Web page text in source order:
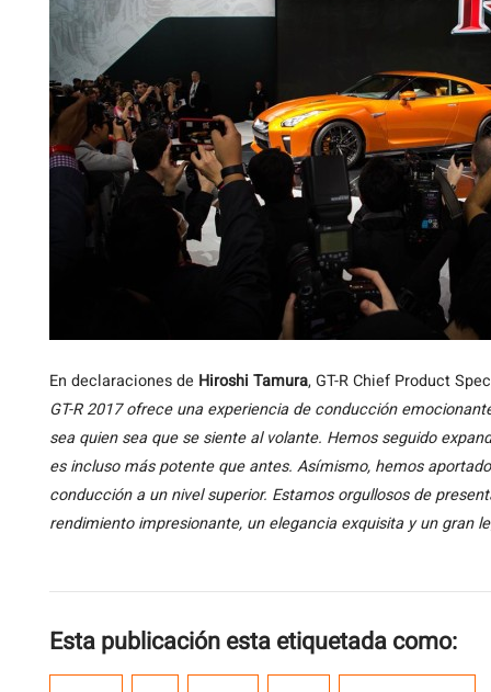
En declaraciones de Hiroshi Tamura, GT-R Chief Product
GT-R 2017 ofrece una experiencia de conducción
sea quien sea que se siente al volante. Hemos seguido
es incluso más potente que antes. Asímismo, hemos
conducción a un nivel superior. Estamos orgullosos de
rendimiento impresionante, un elegancia exquisita y un gran
Esta publicación esta etiquetada como: